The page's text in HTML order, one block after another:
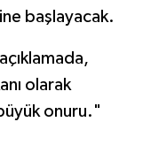
başlayacak.
olarak
onuru."